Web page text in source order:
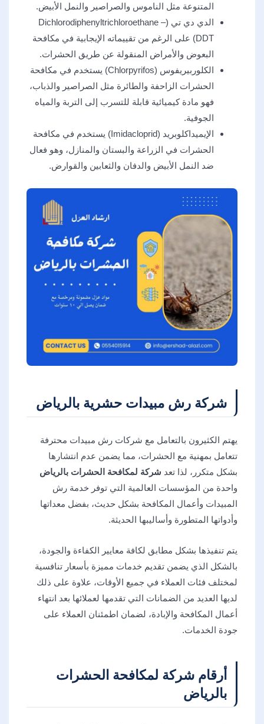
المتنوعة مثل الناموس والصراصير والنمل الأبيض.
الدي دي تي (Dichlorodiphenyltrichloroethane –
DDT) على الرغم من تقييماته الإيجابية في مكافحة
البعوض والأمراض المنقولة عن طريق الحشرات.
الكلوربيريفوس (Chlorpyrifos) يستخدم في مكافحة
الحشرات الزاحفة والطائرة مثل الصراصير والذباب،
فهو مادة كيميائية قابلة للتسرب إلى التربة والمياه
الجوفية.
الإيميداكلوبريد (Imidacloprid) يستخدم في مكافحة
الحشرات في الزراعة والبستان والمنازل، وهو فعال
ضد النمل الأبيض والدفان والثعابين والقوارض.
شركة رش مبيدات حشرية بالرياض
يهتم الكثيرون بالتعامل مع شركات رش مبيدات محترفة
تتعامل بمهنية مع الحشرات، مما يضمن عدم انتشارها
بشكل متكرر، لذا تعد شركة لمكافحة الحشرات بالرياض
واحدة من المؤسسات العالمية التي توفر خدمة رش
المبيدات وأعمال المكافحة بشكل حديث، بفضل معداتها
وأدواتها المتطورة وأساليبها الحديثة.
يتم تنفيذها بشكل مطابق لكافة معايير الكفاءة والجودة،
بالشكل الذي يضمن تقديم خدمات مميزة بأسعار تنافسية
لمختلف فئات العملاء في جميع الأوقات، علاوة على ذلك
لديها العديد من الضمانات التي تقدمها لعملائها بعد انتهاء
أعمال المكافحة والإبادة، لضمان اطمئنان العملاء على
جودة الخدمات.
أرقام شركة لمكافحة الحشرات
بالرياض